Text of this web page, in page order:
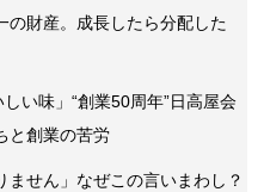
の財産。成長したら分配した
しい味」“創業50周年”日高屋会
と創業の苦労
ません」なぜこの言いまわし？